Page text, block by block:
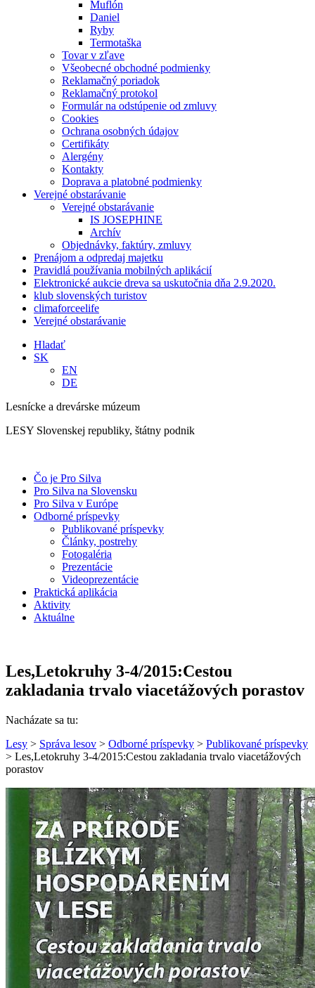
Muflón
Daniel
Ryby
Termotaška
Tovar v zľave
Všeobecné obchodné podmienky
Reklamačný poriadok
Reklamačný protokol
Formulár na odstúpenie od zmluvy
Cookies
Ochrana osobných údajov
Certifikáty
Alergény
Kontakty
Doprava a platobné podmienky
Verejné obstarávanie
Verejné obstarávanie
IS JOSEPHINE
Archív
Objednávky, faktúry, zmluvy
Prenájom a odpredaj majetku
Pravidlá používania mobilných aplikácií
Elektronické aukcie dreva sa uskutočnia dňa 2.9.2020.
klub slovenských turistov
climaforceelife
Verejné obstarávanie
Hladať
SK
EN
DE
Lesnícke a drevárske múzeum
LESY Slovenskej republiky, štátny podnik
Čo je Pro Silva
Pro Silva na Slovensku
Pro Silva v Európe
Odborné príspevky
Publikované príspevky
Články, postrehy
Fotogaléria
Prezentácie
Videoprezentácie
Praktická aplikácia
Aktivity
Aktuálne
Les,Letokruhy 3-4/2015:Cestou
zakladania trvalo viacetážových porastov
Nacházate sa tu:
Lesy > Správa lesov > Odborné príspevky > Publikované príspevky
> Les,Letokruhy 3-4/2015:Cestou zakladania trvalo viacetážových
porastov